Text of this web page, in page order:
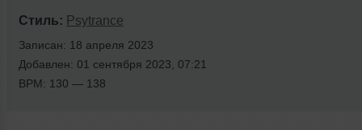
Стиль: Psytrance
Записан: 18 апреля 2023
Добавлен: 01 сентября 2023, 07:21
BPM: 130 — 138